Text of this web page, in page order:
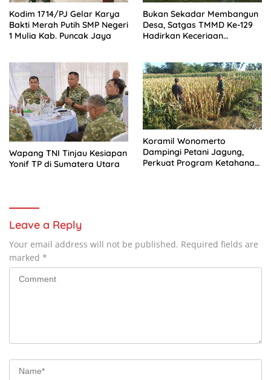
Kodim 1714/PJ Gelar Karya
Bakti Merah Putih SMP Negeri
1 Mulia Kab. Puncak Jaya
Bukan Sekadar Membangun
Desa, Satgas TMMD Ke-129
Hadirkan Keceriaan
Wapang TNI Tinjau Kesiapan
Yonif TP di Sumatera Utara
Koramil Wonomerto
Dampingi Petani Jagung,
Perkuat Program Ketahanan
Leave a Reply
Your email address will not be published. Required fields are
marked *